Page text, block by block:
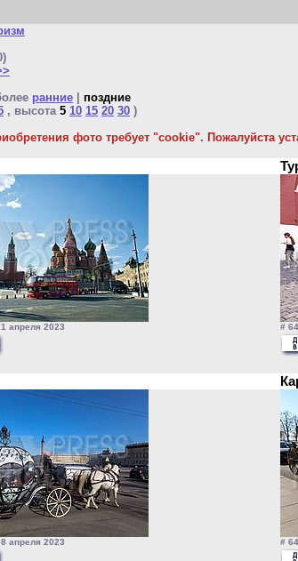
ранние
поздние
, высота 5 10 15 20 30 )
фото требует "cookie". Пожалуйста
2023 #
2023 #